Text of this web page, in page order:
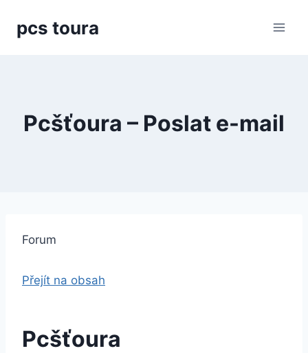
pcs toura
Pcšťoura – Poslat e-mail
Forum
Přejít na obsah
Pcšťoura